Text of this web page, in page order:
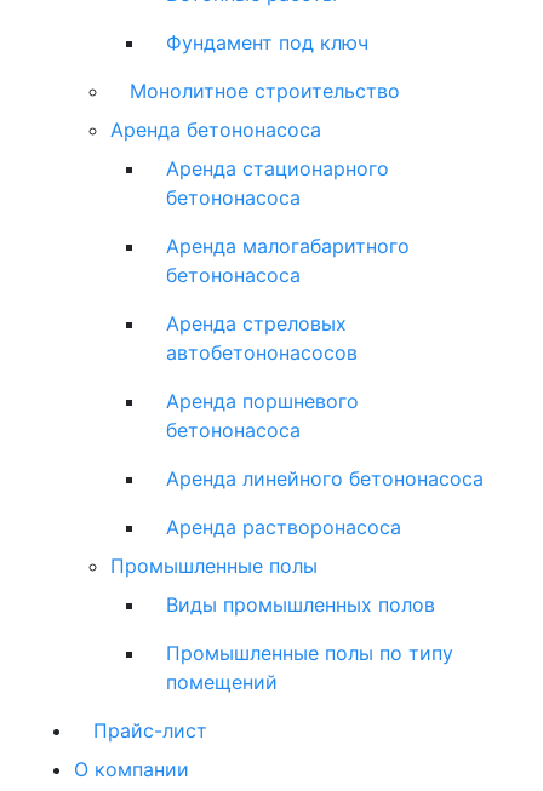
Фундамент под ключ
Монолитное строительство
Аренда бетононасоса
Аренда стационарного
бетононасоса
Аренда малогабаритного
бетононасоса
Аренда стреловых
автобетононасосов
Аренда поршневого
бетононасоса
Аренда линейного бетононасоса
Аренда растворонасоса
Промышленные полы
Виды промышленных полов
Промышленные полы по типу
помещений
Прайс-лист
О компании